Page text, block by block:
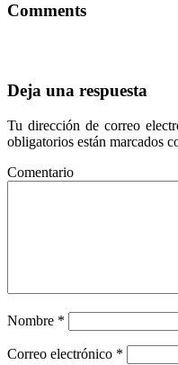
Comments
Deja una respuesta
Tu dirección de correo
obligatorios están marcados
Nombre *
Correo electrónico *